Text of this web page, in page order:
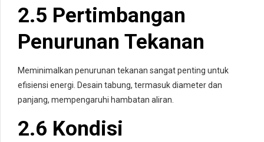
2.5 Pertimbangan
Penurunan Tekanan
Meminimalkan penurunan tekanan sangat penting untuk
efisiensi energi. Desain tabung, termasuk diameter dan
panjang, mempengaruhi hambatan aliran.
2.6 Kondisi